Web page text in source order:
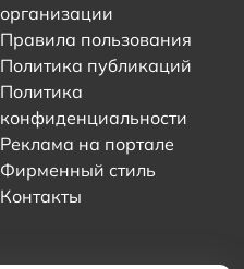
организации
Правила пользования
Политика публикаций
Политика
конфиденциальности
Реклама на портале
Фирменный стиль
Контакты